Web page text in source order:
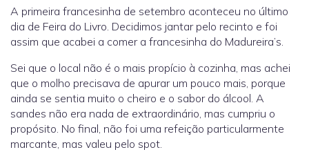
A primeira francesinha de setembro aconteceu no último
dia de Feira do Livro. Decidimos jantar pelo recinto e foi
assim que acabei a comer a francesinha do Madureira’s.
Sei que o local não é o mais propício à cozinha, mas achei
que o molho precisava de apurar um pouco mais, porque
ainda se sentia muito o cheiro e o sabor do álcool. A
sandes não era nada de extraordinário, mas cumpriu o
propósito. No final, não foi uma refeição particularmente
marcante, mas valeu pelo spot.